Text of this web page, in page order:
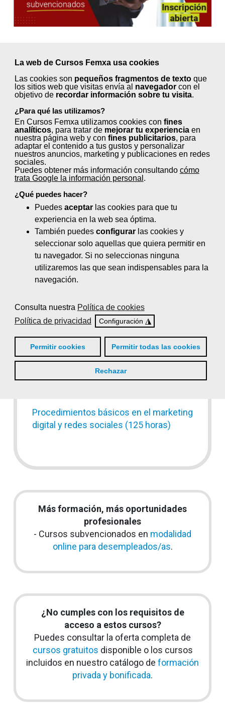
La web de Cursos Femxa usa cookies
Las cookies son pequeños fragmentos de textoque
los sitios web que visitas envía al navegadorcon el
objetivo de recordar información sobre tu visita.
¿Para qué las utilizamos?
En Cursos Femxa utilizamos cookies con fines
analíticos, para tratar de mejorar tu experienciaen
nuestra página web y con fines publicitarios, para
adaptar el contenido a tus gustos y personalizar
nuestros anuncios, marketing y publicaciones en redes
sociales.
Puedes obtener más información consultando cómo
trata Google la información personal .
¿Qué puedes hacer?
Puedes aceptarlas cookies para que tu
experiencia en la web sea óptima.
También puedes configurarlas cookies y
seleccionar solo aquellas que quiera permitir en
tu navegador. Si no seleccionas ninguna
utilizaremos las que sean indispensables para la
navegación.
Consulta nuestra Política de cookies
Política de privacidad
Configuración ◮
Permitir cookies Permitir todas las cookies
Rechazar
Próximos inicios en
septiembre ¡Elige tu curso!
Animación turística (50 horas)
Control de quejas y reclamaciones (20
horas)
El servicio de comidas en centros
sanitarios y sociosanitarios (100 horas)
Gestión de la calidad de servicio en el
sector de la hostelería (40 horas)
Logística en bar: Aprovisionamiento y
almacenaje de alimentos y bebidas (35
horas)
Organización de eventos y protocolo (65
horas)
Planificación de menús y dietas
especiales (20 horas)
Prevención de riesgos laborales en la
Procedimientos básicos en el marketing
digital y redes sociales (125 horas)
Más formación, más oportunidades
profesionales
- Cursos subvencionados en modalidad
online para desempleados/as.
¿No cumples con los requisitos de
acceso a estos cursos?
Puedes consultar la oferta completa de
cursos gratuitos disponible o los cursos
incluidos en nuestro catálogo de formación
privada y bonificada.